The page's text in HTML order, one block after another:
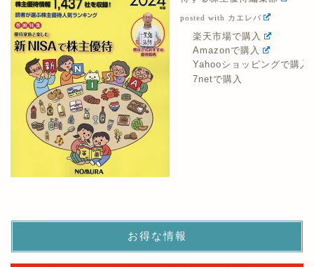
posted with カエレバ
楽天市場で購入
Amazonで購入
Yahooショッピングで購入
7netで購入
お得な情報